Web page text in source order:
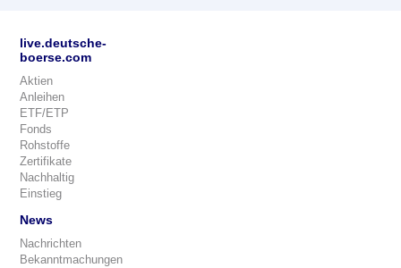
live.deutsche-
boerse.com
Aktien
Anleihen
ETF/ETP
Fonds
Rohstoffe
Zertifikate
Nachhaltig
Einstieg
News
Nachrichten
Bekanntmachungen